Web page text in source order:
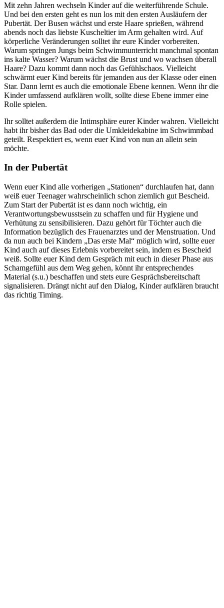
Mit zehn Jahren wechseln Kinder auf die weiterführende Schule.
Und bei den ersten geht es nun los mit den ersten Ausläufern der
Pubertät. Der Busen wächst und erste Haare sprießen, während
abends noch das liebste Kuscheltier im Arm gehalten wird. Auf
körperliche Veränderungen solltet ihr eure Kinder vorbereiten.
Warum springen Jungs beim Schwimmunterricht manchmal spontan
ins kalte Wasser? Warum wächst die Brust und wo wachsen überall
Haare? Dazu kommt dann noch das Gefühlschaos. Vielleicht
schwärmt euer Kind bereits für jemanden aus der Klasse oder einen
Star. Dann lernt es auch die emotionale Ebene kennen. Wenn ihr die
Kinder umfassend aufklären wollt, sollte diese Ebene immer eine
Rolle spielen.
Ihr solltet außerdem die Intimsphäre eurer Kinder wahren. Vielleicht
habt ihr bisher das Bad oder die Umkleidekabine im Schwimmbad
geteilt. Respektiert es, wenn euer Kind von nun an allein sein
möchte.
In der Pubertät
Wenn euer Kind alle vorherigen „Stationen“ durchlaufen hat, dann
weiß euer Teenager wahrscheinlich schon ziemlich gut Bescheid.
Zum Start der Pubertät ist es dann noch wichtig, ein
Verantwortungsbewusstsein zu schaffen und für Hygiene und
Verhütung zu sensibilisieren. Dazu gehört für Töchter auch die
Information bezüglich des Frauenarztes und der Menstruation. Und
da nun auch bei Kindern „Das erste Mal“ möglich wird, sollte euer
Kind auch auf dieses Erlebnis vorbereitet sein, indem es Bescheid
weiß. Sollte euer Kind dem Gespräch mit euch in dieser Phase aus
Schamgefühl aus dem Weg gehen, könnt ihr entsprechendes
Material (s.u.) beschaffen und stets eure Gesprächsbereitschaft
signalisieren. Drängt nicht auf den Dialog, Kinder aufklären braucht
das richtig Timing.